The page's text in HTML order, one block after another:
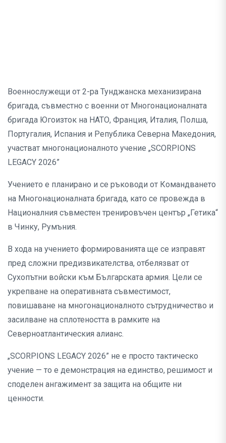
Военнослужещи от 2-ра Тунджанска механизирана
бригада, съвместно с военни от Многонационалната
бригада Югоизток на НАТО, Франция, Италия, Полша,
Португалия, Испания и Република Северна Македония,
участват многонационалното учение „SCORPIONS
LEGACY 2026”
Учението е планирано и се ръководи от Командването
на Многонационалната бригада, като се провежда в
Националния съвместен тренировъчен център „Гетика“
в Чинку, Румъния.
В хода на учението формированията ще се изправят
пред сложни предизвикателства, отбелязват от
Сухопътни войски към Българската армия. Цели се
укрепване на оперативната съвместимост,
повишаване на многонационалното сътрудничество и
засилване на сплотеността в рамките на
Северноатлантическия алианс.
„SCORPIONS LEGACY 2026” не е просто тактическо
учение — то е демонстрация на единство, решимост и
споделен ангажимент за защита на общите ни
ценности.